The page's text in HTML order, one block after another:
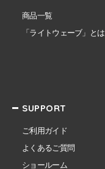
商品一覧
「ライトウェーブ」とは
SUPPORT
ご利用ガイド
よくあるご質問
ショールーム